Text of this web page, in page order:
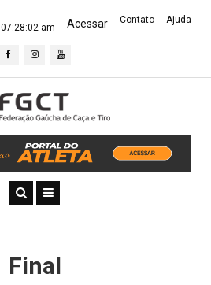
07:28:03 am Acessar Contato Ajuda
Final